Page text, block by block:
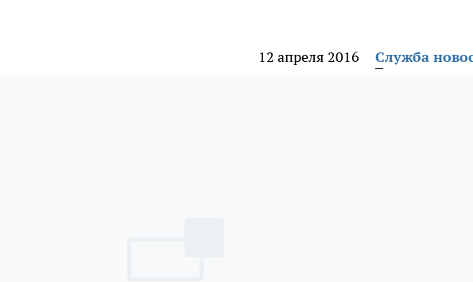
12 апреля 2016 Служба